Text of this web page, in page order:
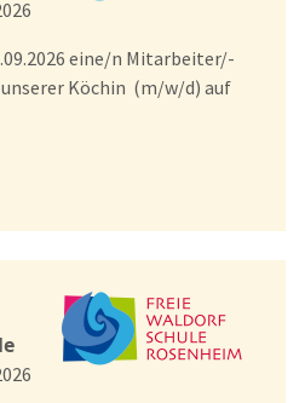
eine/n Mitarbeiter/-
Köchin (m/w/d) auf